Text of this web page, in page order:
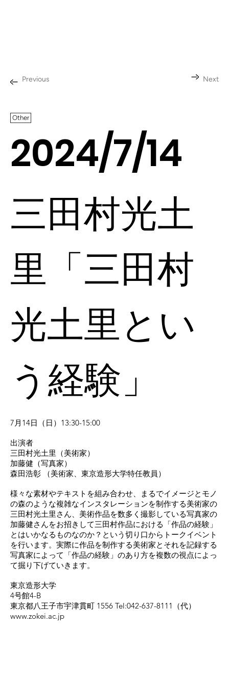
Previous Next
Other
2024/7/14
三田村光土
里「三田村
光土里とい
う経験」
7月14日（日）13:30-15:00
出演者
三田村光土里（美術家）
加藤健（写真家）
森田浩彰 （美術家、東京造形大学特任教員）
様々な素材やテキストを組み合わせ、まるでイメージとモノ
の森のような複雑なインスタレーションを制作する美術家の
三田村光土里さん、美術作品を数多く撮影している写真家の
加藤健さんをお招きして三田村作品における「作品の経験」
とはいかなるものなのか？という切り口からトークイベント
を行います。実際に作品を制作する美術家とそれを記録する
写真家によって「作品の経験」のあり方を複数の視点によっ
て掘り下げていきます。
東京造形大学
4号館4-B
東京都八王子市宇津貫町 1556 Tel:042-637-8111（代）
www.zokei.ac.jp